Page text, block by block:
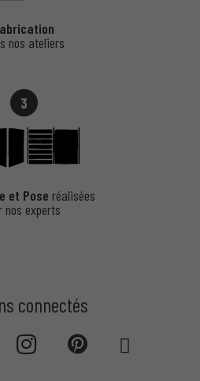
nos ateliers
3
et Pose réalisées
nos experts
connectés